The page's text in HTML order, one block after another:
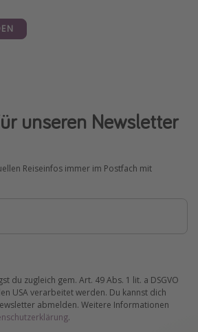
unseren Newsletter
Reiseinfos immer im Postfach mit
du zugleich gem. Art. 49 Abs. 1 lit. a DSGVO
USA verarbeitet werden. Du kannst dich
abmelden. Weitere Informationen
.